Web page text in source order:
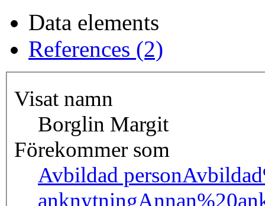
Data elements
References (2)
Visat namn
Borglin Margit
Förekommer som
Avbildad person
anknytning